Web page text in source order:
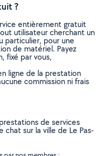
?
entièrement gratuit
utilisateur cherchant un
particulier, pour une
de matériel. Payez
fixé par vous,
ligne de la prestation
commission ni frais
de services
sur la ville de Le Pas-